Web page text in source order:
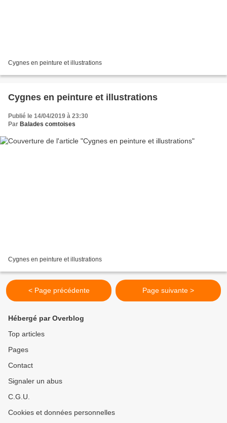
Cygnes en peinture et illustrations
Cygnes en peinture et illustrations
Publié le 14/04/2019 à 23:30
Par Balades comtoises
Cygnes en peinture et illustrations
< Page précédente Page suivante >
Hébergé par Overblog
Top articles
Pages
Contact
Signaler un abus
C.G.U.
Cookies et données personnelles